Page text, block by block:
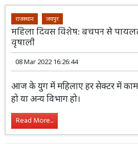
राजस्थान जयपुर
महिला दिवस विशेष: बचपन से
वृषाली
08 Mar 2022 16:26:44
आज के युग में
रही है, चाहे वह सेना हो